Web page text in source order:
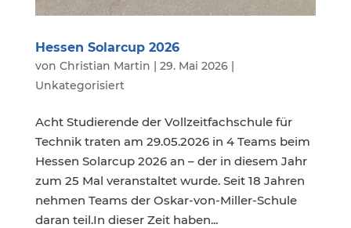
Hessen Solarcup 2026
von Christian Martin | 29. Mai 2026|
Unkategorisiert
Acht Studierende der Vollzeitfachschule für
Technik traten am 29.05.2026 in 4 Teams beim
Hessen Solarcup 2026 an – der in diesem Jahr
zum 25 Mal veranstaltet wurde. Seit 18 Jahren
nehmen Teams der Oskar-von-Miller-Schule
daran teil.In dieser Zeit haben...